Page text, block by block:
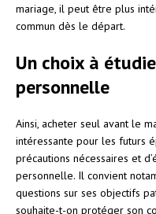
mariage, il peut être plus
commun dès le départ.
Un choix à
personnelle
Ainsi, acheter seul avant le
intéressante pour les futurs
précautions nécessaires et
personnelle. Il convient
questions sur ses objectifs
souhaite-t-on protéger son